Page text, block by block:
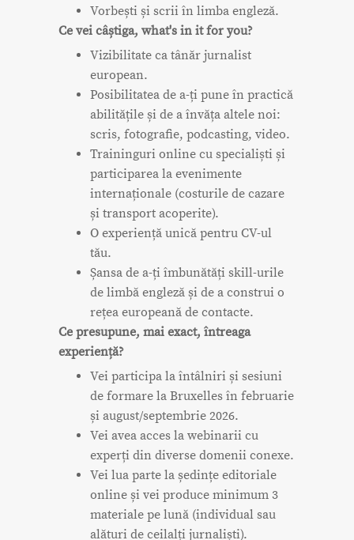
Vorbești și scrii în limba engleză.
Ce vei câștiga, what's in it for you?
Vizibilitate ca tânăr jurnalist
european.
Posibilitatea de a-ți pune în practică
abilitățile și de a învăța altele noi:
scris, fotografie, podcasting, video.
Traininguri online cu specialiști și
participarea la evenimente
internaționale (costurile de cazare
și transport acoperite).
O experiență unică pentru CV-ul
tău.
Șansa de a-ți îmbunătăți skill-urile
de limbă engleză și de a construi o
rețea europeană de contacte.
Ce presupune, mai exact, întreaga
experiență?
Vei participa la întâlniri și sesiuni
de formare la Bruxelles în februarie
și august/septembrie 2026.
Vei avea acces la webinarii cu
experți din diverse domenii conexe.
Vei lua parte la ședințe editoriale
online și vei produce minimum 3
materiale pe lună (individual sau
alături de ceilalți jurnaliști).